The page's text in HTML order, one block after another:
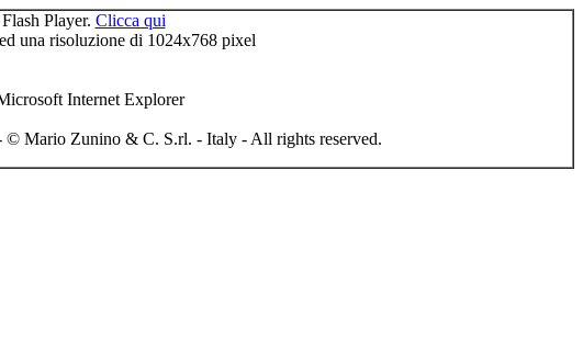
Player. Clicca qui
una risoluzione di 1024x768 pixel
Internet Explorer
Mario Zunino & C. S.rl. - Italy - All rights reserved.